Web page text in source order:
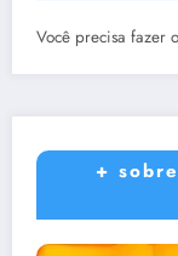
Você precisa fazer o
+